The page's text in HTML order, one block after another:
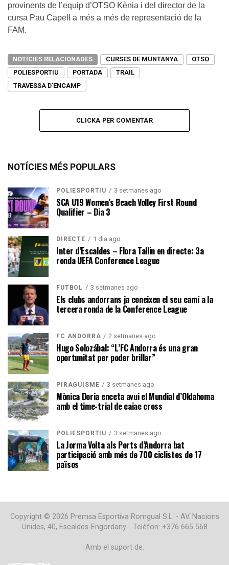
provinents de l’equip d’OTSO Kènia i del director de la
cursa Pau Capell a més a més de representació de la
FAM.
NOTÍCIES RELACIONADES CURSES DE MUNTANYA
OTSO
POLIESPORTIU
PORTADA
TRAIL
TRAVESSA D'ENCAMP
CLICKA PER COMENTAR
NOTÍCIES MÉS POPULARS
POLIESPORTIU 3 setmanes ago
SCA U19 Women’s Beach Volley First Round
Qualifier – Dia 3
DIRECTE 1 dia ago
Inter d’Escaldes – Flora Tallin en directe: 3a
ronda UEFA Conference League
FUTBOL 3 setmanes ago
Els clubs andorrans ja coneixen el seu camí a la
tercera ronda de la Conference League
FC ANDORRA 2 setmanes ago
Hugo Solozábal: “L’FC Andorra és una gran
oportunitat per poder brillar”
PIRAGÜISME 3 setmanes ago
Mònica Doria enceta avui el Mundial d’Oklahoma
amb el time-trial de caiac cross
POLIESPORTIU 3 setmanes ago
La Jorma Volta als Ports d’Andorra bat
participació amb més de 700 ciclistes de 17
països
Copyright © 2026 Premsa Esportiva Romgual S.L. - AV. Nacions
Unides, 40, Escaldes-Engordany - Telèfon: +376 665 568
Amb el suport de: